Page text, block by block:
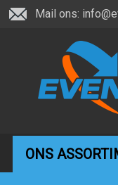
Mail ons:
ONS